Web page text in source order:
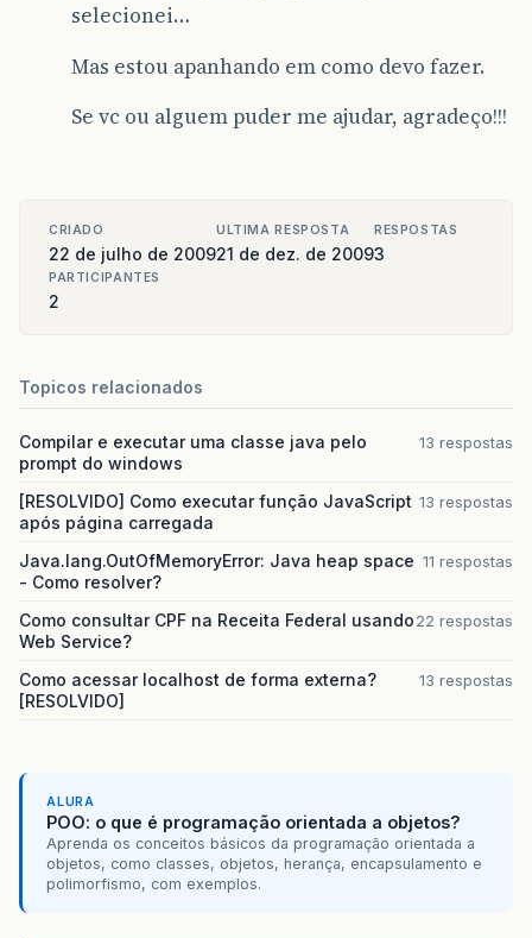
selecionei…
Mas estou apanhando em como devo fazer.
Se vc ou alguem puder me ajudar, agradeço!!!
CRIADO
22 de julho de 2009
ULTIMA RESPOSTA
21 de dez. de 2009
RESPOSTAS
3
PARTICIPANTES
2
Topicos relacionados
Compilar e executar uma classe java pelo
prompt do windows
13 respostas
[RESOLVIDO] Como executar função JavaScript
após página carregada
13 respostas
Java.lang.OutOfMemoryError: Java heap space
- Como resolver?
11 respostas
Como consultar CPF na Receita Federal usando
Web Service?
22 respostas
Como acessar localhost de forma externa?
[RESOLVIDO]
13 respostas
ALURA
POO: o que é programação orientada a objetos?
Aprenda os conceitos básicos da programação orientada a
objetos, como classes, objetos, herança, encapsulamento e
polimorfismo, com exemplos.